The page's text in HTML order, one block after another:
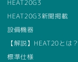
HEAT20G3
HEAT20G3新聞掲載
設備機器
【解説】HEAT20とは？
標準仕様